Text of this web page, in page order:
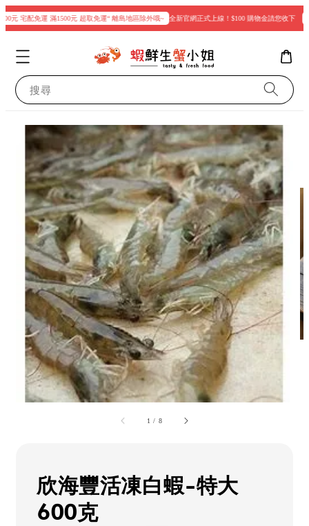
元 宅配免運 滿1500元 超取免運“ 離島地區除外哦~ 全新官網正式上線！$100 購物金請您收下
搜尋
1 / 8
欣海豐活凍白蝦-特大
600克